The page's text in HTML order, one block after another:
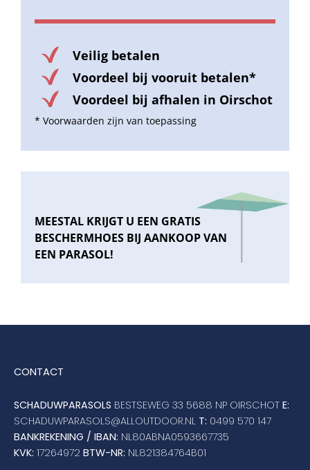
Veilig betalen
Voordeel bij vooruit betalen*
Voordeel bij afhalen in Oirschot
* Voorwaarden zijn van toepassing
MEESTAL KRIJGT U EEN GRATIS
BESCHERMHOES BIJ AANKOOP VAN
EEN PARASOL!
CONTACT
SCHADUWPARASOLS BESTSEWEG 33 5688 NP OIRSCHOT E:
SCHADUWPARASOLS@ALLOUTDOOR.NL T: 0499 570 147
BANKREKENING / IBAN: NL80ABNA0593667735
KVK: 17264972 BTW-NR: NL821384764B01